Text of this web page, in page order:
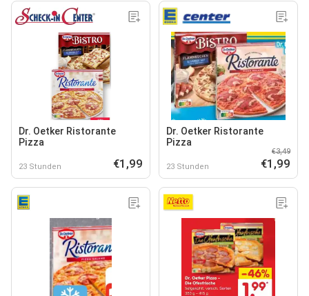
Dr. Oetker Ristorante
Pizza
23 Stunden €1,99
Dr. Oetker Ristorante
Pizza
23 Stunden
€3,49
€1,99